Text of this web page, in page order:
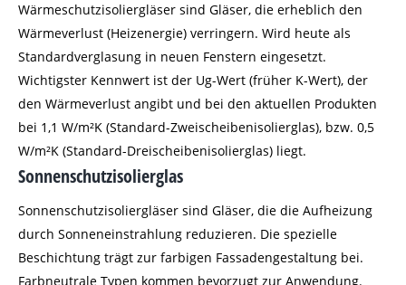
Wärmeschutzisoliergläser sind Gläser, die erheblich den
Wärmeverlust (Heizenergie) verringern. Wird heute als
Standardverglasung in neuen Fenstern eingesetzt.
Wichtigster Kennwert ist der Ug-Wert (früher K-Wert), der
den Wärmeverlust angibt und bei den aktuellen Produkten
bei 1,1 W/m²K (Standard-Zweischeibenisolierglas), bzw. 0,5
W/m²K (Standard-Dreischeibenisolierglas) liegt.
Sonnenschutzisolierglas
Sonnenschutzisoliergläser sind Gläser, die die Aufheizung
durch Sonneneinstrahlung reduzieren. Die spezielle
Beschichtung trägt zur farbigen Fassadengestaltung bei.
Farbneutrale Typen kommen bevorzugt zur Anwendung.